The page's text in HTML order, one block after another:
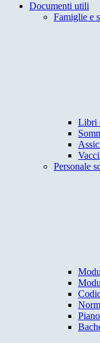
Documenti utili
Famiglie e
Libri
Personale